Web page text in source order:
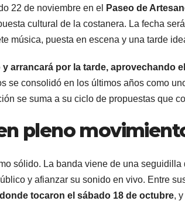
22 de noviembre en el Paseo de
cultural de la costanera. La fecha
música, puesta en escena y una tarde
arrancará por la tarde, aprovechando
se consolidó en los últimos años como
se suma a su ciclo de propuestas que
pleno
sólido. La banda viene de una
y afianzar su sonido en vivo. Entre
tocaron el sábado 18 de octubre, y